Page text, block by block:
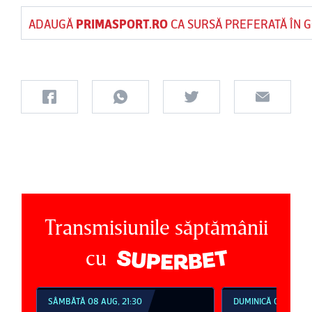
ADAUGĂ PRIMASPORT.ROCA SURSĂ PREFERATĂ ÎN
Transmisiunile săptămânii
cu
SÂMBĂTĂ 08 AUG, 21:30 DUMINICĂ 09 AUG,